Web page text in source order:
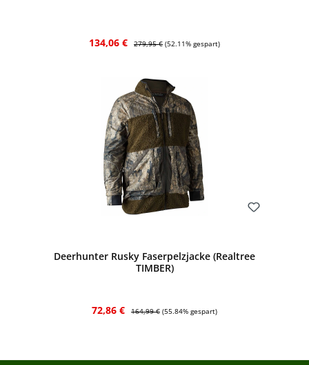
Verkaufspreis:
134,06 € Regulärer Preis:
279,95 € (52.11% gespart)
Deerhunter Rusky Faserpelzjacke (Realtree
TIMBER)
Verkaufspreis:
72,86 € 164,99 € (55.84% gespart)